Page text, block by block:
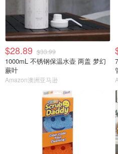
$28.89 $33.99
1000mL 不锈钢保温水壶 两盖 梦幻
蕨叶
Amazon澳洲亚马逊